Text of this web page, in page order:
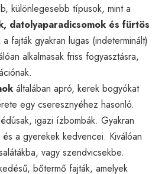
különlegesebb típusok, mint a
datolyaparadicsomok és fürtös
fajták gyakran lugas (indeterminált)
alkalmasak friss fogyasztásra,
általában apró, kerek bogyókat
egy cseresznyéhez hasonló.
igazi ízbombák. Gyakran
a gyerekek kedvencei. Kiválóan
vagy szendvicsekbe.
bőtermő fajták, amelyek